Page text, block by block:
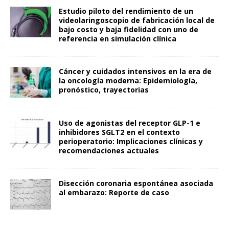
Estudio piloto del rendimiento de un
videolaringoscopio de fabricación local de
bajo costo y baja fidelidad con uno de
referencia en simulación clínica
Cáncer y cuidados intensivos en la era de
la oncología moderna: Epidemiología,
pronóstico, trayectorias
Uso de agonistas del receptor GLP-1 e
inhibidores SGLT2 en el contexto
perioperatorio: Implicaciones clínicas y
recomendaciones actuales
Disección coronaria espontánea asociada
al embarazo: Reporte de caso